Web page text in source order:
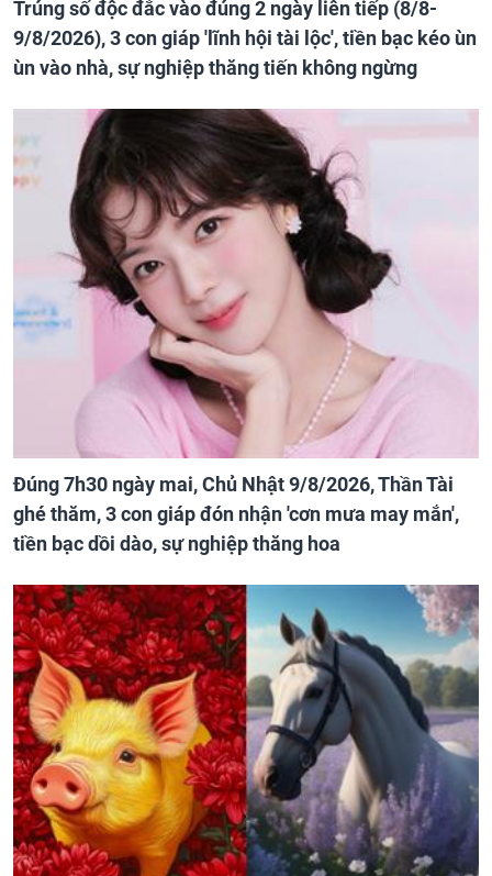
Trúng số độc đắc vào đúng 2 ngày liên tiếp (8/8-
9/8/2026), 3 con giáp 'lĩnh hội tài lộc', tiền bạc kéo ùn
ùn vào nhà, sự nghiệp thăng tiến không ngừng
Đúng 7h30 ngày mai, Chủ Nhật 9/8/2026, Thần Tài
ghé thăm, 3 con giáp đón nhận 'cơn mưa may mắn',
tiền bạc dồi dào, sự nghiệp thăng hoa